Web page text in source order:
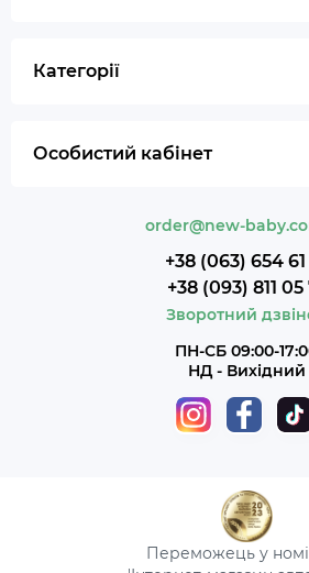
Категорії
Особистий кабінет
order@new-
+38 (063) 654 61
+38 (093) 811 05
Зворотний
ПН-СБ 09:00-
НД - Вихідний
Переможець у